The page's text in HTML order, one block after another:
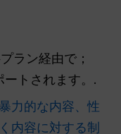
ラン経由で；
トされます。.
力的な内容、性
内容に対する制